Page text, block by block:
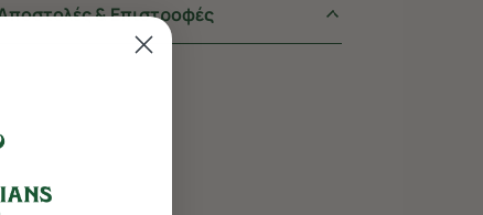
& Επιστροφές